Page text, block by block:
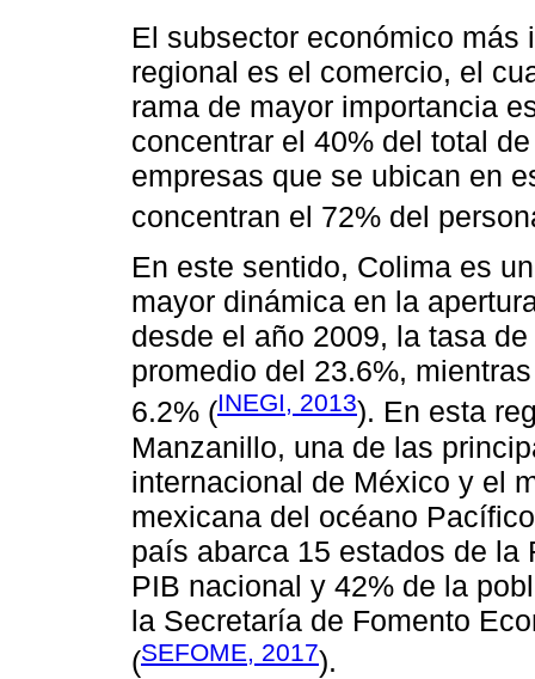
El subsector económico más
regional es el comercio, el
rama de mayor importancia
concentrar el 40% del total
empresas que se ubican en
concentran el 72% del
En este sentido, Colima es
mayor dinámica en la
desde el año 2009, la tasa
promedio del 23.6%,
6.2% (INEGI, 2013). En esta
Manzanillo, una de las
internacional de México y el
mexicana del océano
país abarca 15 estados de la
PIB nacional y 42% de la
la Secretaría de Fomento
(SEFOME, 2017).